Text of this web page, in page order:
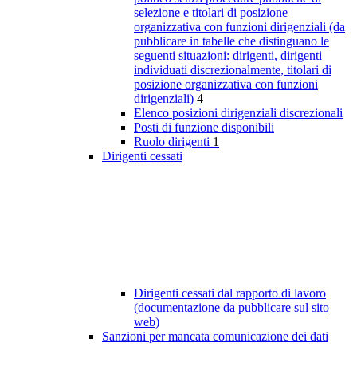
selezione e titolari di posizione
organizzativa con funzioni dirigenziali (da
pubblicare in tabelle che distinguano le
seguenti situazioni: dirigenti, dirigenti
individuati discrezionalmente, titolari di
posizione organizzativa con funzioni
dirigenziali) 4
Elenco posizioni dirigenziali discrezionali
Posti di funzione disponibili
Ruolo dirigenti 1
Dirigenti cessati
Dirigenti cessati dal rapporto di lavoro
(documentazione da pubblicare sul sito
web)
Sanzioni per mancata comunicazione dei dati